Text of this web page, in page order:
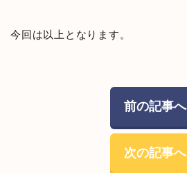
今回は以上となります。
前の記事へ
次の記事へ